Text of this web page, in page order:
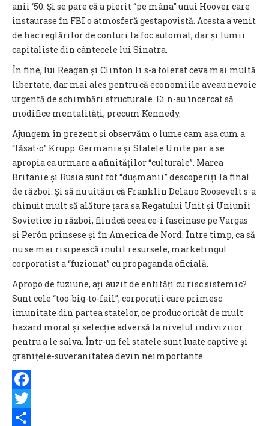
anii ‘50. Și se pare că a pierit “pe mâna” unui Hoover care
instaurase în FBI o atmosferă gestapovistă. Acesta a venit
de hac reglărilor de conturi la foc automat, dar și lumii
capitaliste din cântecele lui Sinatra.
În fine, lui Reagan și Clinton li s-a tolerat ceva mai multă
libertate, dar mai ales pentru că economiile aveau nevoie
urgentă de schimbări structurale. Ei n-au încercat să
modifice mentalități, precum Kennedy.
Ajungem în prezent și observăm o lume cam așa cum a
“lăsat-o” Krupp. Germania și Statele Unite par a se
apropia ca urmare a afinităților “culturale”. Marea
Britanie și Rusia sunt tot “dușmanii” descoperiți la final
de război. Și să nu uităm că Franklin Delano Roosevelt s-a
chinuit mult să alăture țara sa Regatului Unit și Uniunii
Sovietice în război, fiindcă ceea ce-i fascinase pe Vargas
și Perón prinsese și în America de Nord. Între timp, ca să
nu se mai risipească inutil resursele, marketingul
corporatist a “fuzionat” cu propaganda oficială.
Apropo de fuziune, ați auzit de entități cu risc sistemic?
Sunt cele “too-big-to-fail”, corporații care primesc
imunitate din partea statelor, ce produc oricât de mult
hazard moral și selecție adversă la nivelul indiviziior
pentru a le salva. Într-un fel statele sunt luate captive și
granițele-suveranitatea devin neimportante.
Facebook
Twitter